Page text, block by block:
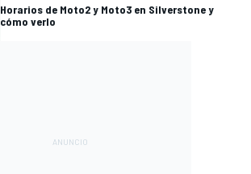
Horarios de Moto2 y Moto3 en Silverstone y
cómo verlo